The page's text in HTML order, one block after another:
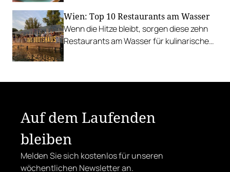
Wien: Top 10 Restaurants am Wasser
Wenn die Hitze bleibt, sorgen diese zehn
Restaurants am Wasser für kulinarische
Auf dem Laufenden
bleiben
Melden Sie sich kostenlos für unseren
wöchentlichen Newsletter an.